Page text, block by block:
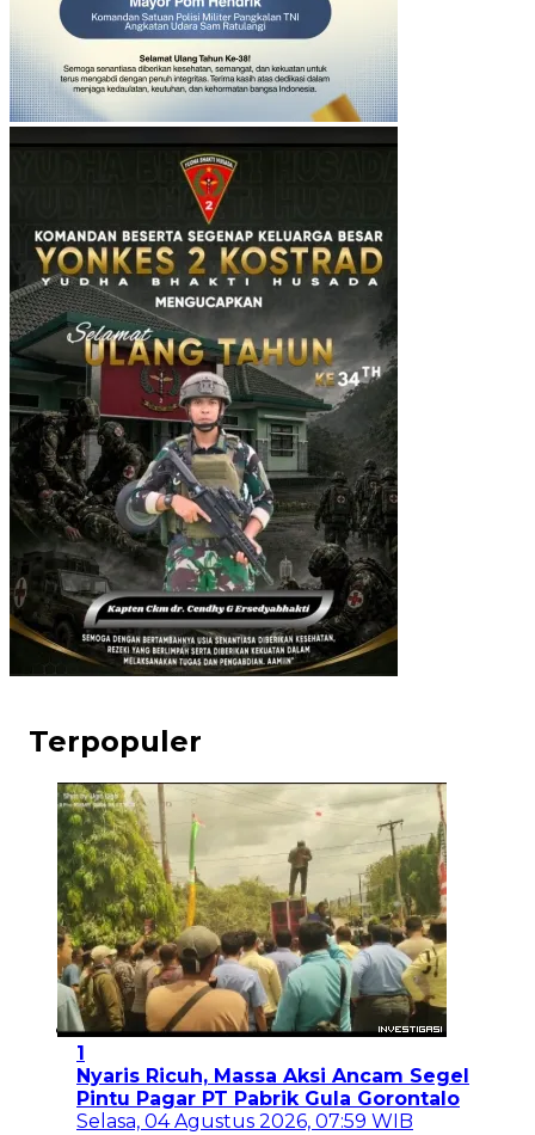
Terpopuler
1
Nyaris Ricuh, Massa Aksi Ancam Segel
Pintu Pagar PT Pabrik Gula Gorontalo
Selasa, 04 Agustus 2026, 07:59 WIB